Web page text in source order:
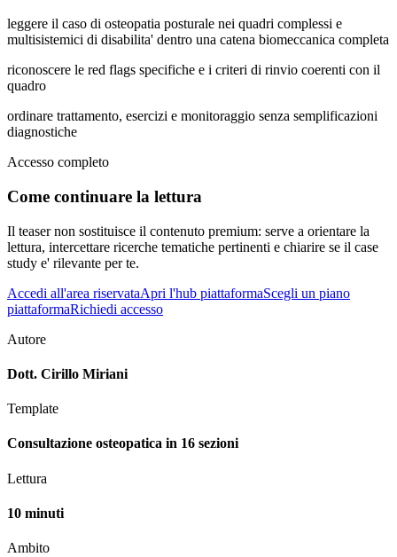
leggere il caso di osteopatia posturale nei quadri complessi e
multisistemici di disabilita' dentro una catena biomeccanica completa
riconoscere le red flags specifiche e i criteri di rinvio coerenti con il
quadro
ordinare trattamento, esercizi e monitoraggio senza semplificazioni
diagnostiche
Accesso completo
Come continuare la lettura
Il teaser non sostituisce il contenuto premium: serve a orientare la
lettura, intercettare ricerche tematiche pertinenti e chiarire se il case
study e' rilevante per te.
Accedi all'area riservataApri l'hub piattaformaScegli un piano
piattaformaRichiedi accesso
Autore
Dott. Cirillo Miriani
Template
Consultazione osteopatica in 16 sezioni
Lettura
10 minuti
Ambito